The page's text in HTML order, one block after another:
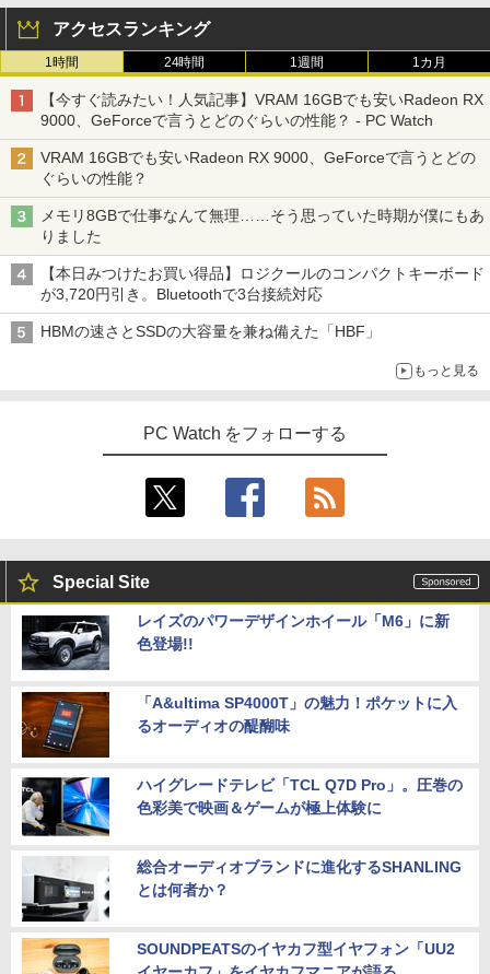
アクセスランキング
1時間 24時間 1週間 1カ月
【今すぐ読みたい！人気記事】VRAM 16GBでも安いRadeon RX
9000、GeForceで言うとどのぐらいの性能？ - PC Watch
VRAM 16GBでも安いRadeon RX 9000、GeForceで言うとどの
ぐらいの性能？
メモリ8GBで仕事なんて無理……そう思っていた時期が僕にもあ
りました
【本日みつけたお買い得品】ロジクールのコンパクトキーボード
が3,720円引き。Bluetoothで3台接続対応
HBMの速さとSSDの大容量を兼ね備えた「HBF」
もっと見る
PC Watch をフォローする
Special Site
レイズのパワーデザインホイール「M6」に新
色登場!!
「A&ultima SP4000T」の魅力！ポケットに入
るオーディオの醍醐味
ハイグレードテレビ「TCL Q7D Pro」。圧巻の
色彩美で映画＆ゲームが極上体験に
総合オーディオブランドに進化するSHANLING
とは何者か？
SOUNDPEATSのイヤカフ型イヤフォン「UU2